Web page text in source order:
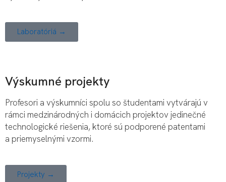
Laboratóriá →
Výskumné projekty
Profesori a výskumníci spolu so študentami vytvárajú v
rámci medzinárodných i domácich projektov jedinečné
technologické riešenia, ktoré sú podporené patentami
a priemyselnými vzormi.
Projekty →